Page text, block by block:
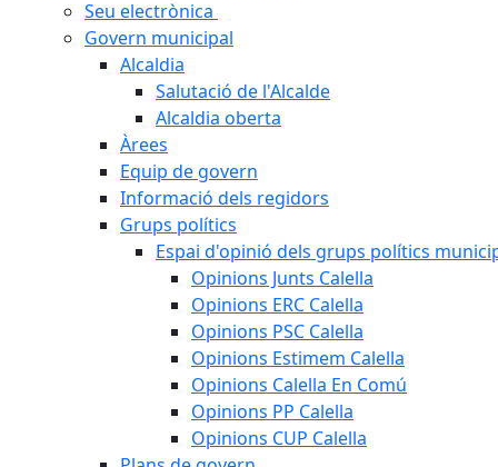
Seu electrònica
Govern municipal
Alcaldia
Salutació de l'Alcalde
Alcaldia oberta
Àrees
Equip de govern
Informació dels regidors
Grups polítics
Espai d'opinió dels grups polítics
Opinions Junts Calella
Opinions ERC Calella
Opinions PSC Calella
Opinions Estimem Calella
Opinions Calella En Comú
Opinions PP Calella
Opinions CUP Calella